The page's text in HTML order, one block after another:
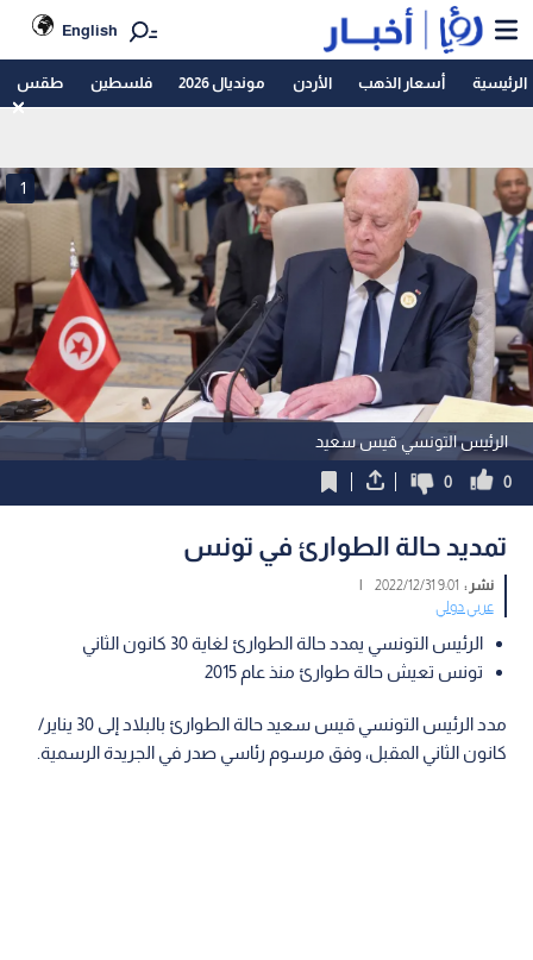
English
الرئيسية أسعار الذهب الأردن مونديال 2026 فلسطين طقس
الرئيس التونسي قيس سعيد
1
0
0
تمديد حالة الطوارئ في تونس
نشر : 9:01 2022/12/31
|
عربي دولي
الرئيس التونسي يمدد حالة الطوارئ لغاية 30 كانون الثاني
تونس تعيش حالة طوارئ منذ عام 2015
مدد الرئيس التونسي قيس سعيد حالة الطوارئ بالبلاد إلى 30 يناير/
كانون الثاني المقبل، وفق مرسوم رئاسي صدر في الجريدة الرسمية.